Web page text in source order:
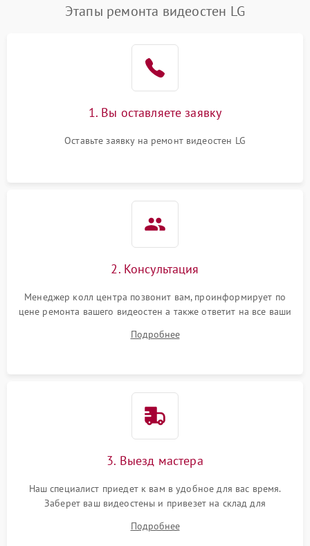
Артефакты изображения Подробнее →
Этапы ремонта видеостен LG
1. Вы оставляете заявку
Оставьте заявку на ремонт видеостен LG
2. Консультация
Менеджер колл центра позвонит вам, проинформирует по
цене ремонта вашего видеостен а также ответит на все ваши
Подробнее
3. Выезд мастера
Наш специалист приедет к вам в удобное для вас время.
Заберет ваш видеостены и привезет на склад для
Подробнее